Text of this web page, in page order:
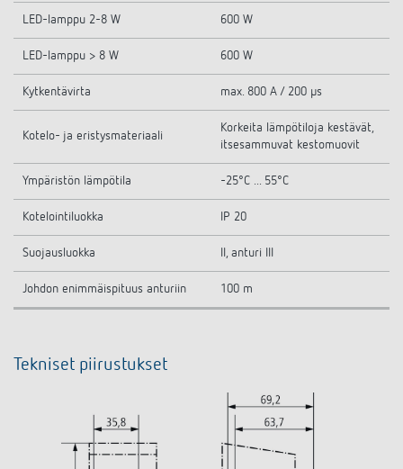
LED-lamppu 2-8 W 600 W
LED-lamppu > 8 W 600 W
Kytkentävirta max. 800 A / 200 µs
Kotelo- ja eristysmateriaali
Korkeita lämpötiloja kestävät,
itsesammuvat kestomuovit
Ympäristön lämpötila -25°C ... 55°C
Kotelointiluokka IP 20
Suojausluokka II, anturi III
Johdon enimmäispituus anturiin 100 m
Tekniset piirustukset